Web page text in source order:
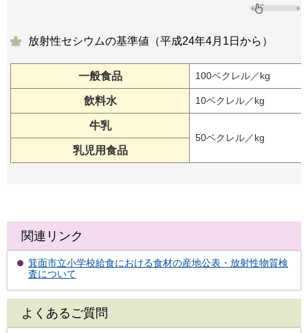
放射性セシウムの基準値（平成24年4月1日から）
一般食品 100ベクレル／kg
飲料水 10ベクレル／kg
牛乳
50ベクレル／kg
乳児用食品
関連リンク
箕面市立小学校給食における食材の産地公表・放射性物質検
査について
よくあるご質問